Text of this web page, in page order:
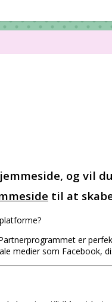
og vil
til at
er
medier som Facebook,